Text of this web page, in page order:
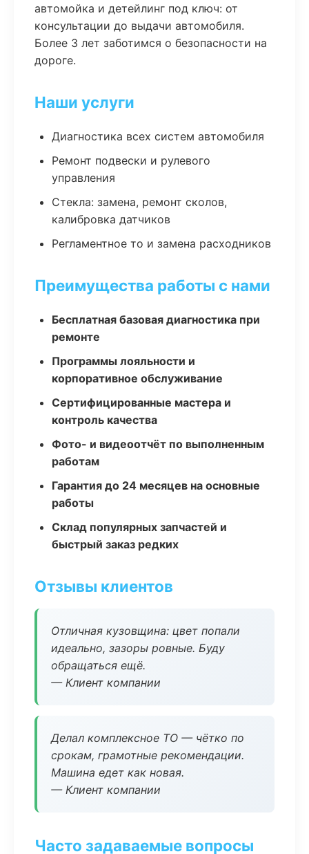
автомойка и детейлинг под ключ: от
консультации до выдачи автомобиля.
Более 3 лет заботимся о безопасности на
дороге.
Наши услуги
Диагностика всех систем автомобиля
Ремонт подвески и рулевого
управления
Стекла: замена, ремонт сколов,
калибровка датчиков
Регламентное то и замена расходников
Преимущества работы с нами
Бесплатная базовая диагностика при
ремонте
Программы лояльности и
корпоративное обслуживание
Сертифицированные мастера и
контроль качества
Фото- и видеоотчёт по выполненным
работам
Гарантия до 24 месяцев на основные
работы
Склад популярных запчастей и
быстрый заказ редких
Отзывы клиентов
Отличная кузовщина: цвет попали
идеально, зазоры ровные. Буду
обращаться ещё.
— Клиент компании
Делал комплексное ТО — чётко по
срокам, грамотные рекомендации.
Машина едет как новая.
— Клиент компании
Часто задаваемые вопросы